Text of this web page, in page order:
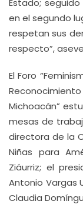
Estado;
en el segundo
respetan sus
respecto”,
El Foro
Michoacán”
mesas de
directora de la
Niñas para
Ziáurriz; el
Antonio Vargas
Claudia